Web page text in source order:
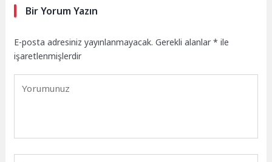
Bir Yorum Yazın
E-posta adresiniz yayınlanmayacak. Gerekli alanlar* ile
işaretlenmişlerdir